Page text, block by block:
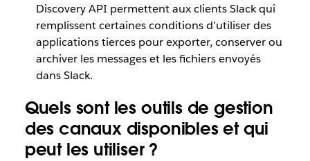
Discovery API permettent aux clients Slack qui
remplissent certaines conditions d’utiliser des
applications tierces pour exporter, conserver ou
archiver les messages et les fichiers envoyés
dans Slack.
Quels sont les outils de gestion
des canaux disponibles et qui
peut les utiliser ?